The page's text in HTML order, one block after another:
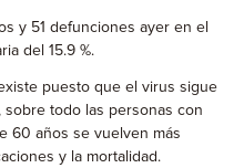
y 51 defunciones ayer en el
del 15.9 %.
puesto que el virus sigue
sobre todo las personas con
60 años se vuelven más
y la mortalidad.